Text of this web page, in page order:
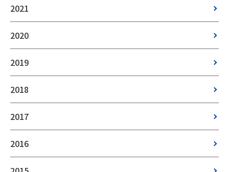
2021
2020
2019
2018
2017
2016